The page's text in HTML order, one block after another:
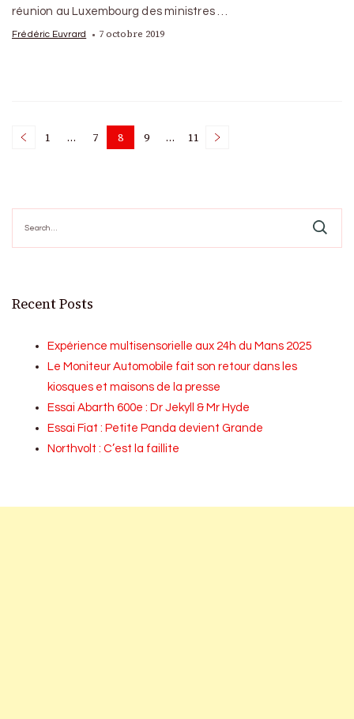
réunion au Luxembourg des ministres …
Frédéric Euvrard 7 octobre 2019
Posts
Page
1 … Page
7 Page
8 Page
9 … Page
11
for:
Recent Posts
Expérience multisensorielle aux 24h du Mans 2025
Le Moniteur Automobile fait son retour dans les
kiosques et maisons de la presse
Essai Abarth 600e : Dr Jekyll & Mr Hyde
Essai Fiat : Petite Panda devient Grande
Northvolt : C’est la faillite